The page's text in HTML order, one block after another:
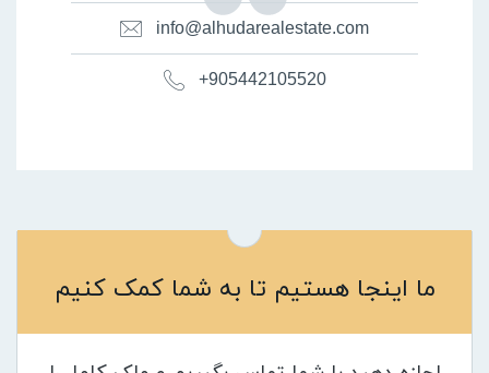
info@alhudarealestate.com
+905442105520
ما اینجا هستیم تا به شما کمک کنیم